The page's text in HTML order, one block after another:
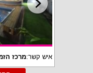
איש קשר:מרכז